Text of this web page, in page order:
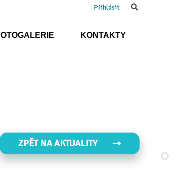
Přihlásit
KONTAKTY
ZPĚT NA AKTUALITY